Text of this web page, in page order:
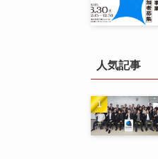
人気記事